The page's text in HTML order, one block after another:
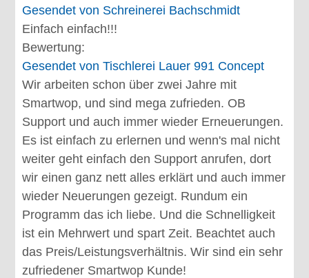
Gesendet von Schreinerei Bachschmidt
Einfach einfach!!!
Bewertung:
Gesendet vonTischlerei Lauer 991 Concept
Wir arbeiten schon über zwei Jahre mit
Smartwop, und sind mega zufrieden. OB
Support und auch immer wieder Erneuerungen.
Es ist einfach zu erlernen und wenn's mal nicht
weiter geht einfach den Support anrufen, dort
wir einen ganz nett alles erklärt und auch immer
wieder Neuerungen gezeigt. Rundum ein
Programm das ich liebe. Und die Schnelligkeit
ist ein Mehrwert und spart Zeit. Beachtet auch
das Preis/Leistungsverhältnis. Wir sind ein sehr
zufriedener Smartwop Kunde!